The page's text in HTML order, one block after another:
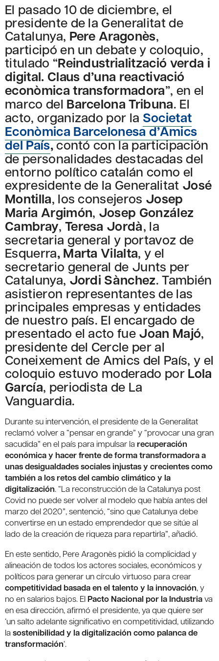
El pasado 10 de diciembre, el
presidente de la Generalitat de
Catalunya, Pere Aragonès,
participó en un debate y coloquio,
titulado “Reindustrialització verda i
digital. Claus d’una reactivació
econòmica transformadora”, en el
marco del Barcelona Tribuna. El
acto, organizado por la Societat
Econòmica Barcelonesa d’Amics
del País,contó con la participación
de personalidades destacadas del
entorno político catalán como el
expresidente de la Generalitat José
Montilla, los consejeros Josep
Maria Argimón, Josep González
Cambray, Teresa Jordà, la
secretaria general y portavoz de
Esquerra, Marta Vilalta, y el
secretario general de Junts per
Catalunya, Jordi Sànchez. También
asistieron representantes de las
principales empresas y entidades
de nuestro país. El encargado de
presentado el acto fue Joan Majó,
presidente del Cercle per al
Coneixement de Amics del País, y el
coloquio estuvo moderado por Lola
García, periodista de La
Vanguardia.
Durante su intervención, el presidente de la Generalitat
reclamó volver a “pensar en grande” y “provocar una gran
sacudida” en el país para impulsar la recuperación
económicay hacer frente de forma transformadora a
unas desigualdades sociales injustas y crecientes como
también a los retos del cambio climático y la
digitalización. “La reconstrucción de la Catalunya post
Covid no puede ser volver al modelo que había antes del
marzo del 2020”, sentenció, “sino que Catalunya debe
convertirse en un estado emprendedor que se sitúe al
lado de la creación de riqueza para repartirla”, añadió.
En este sentido, Pere Aragonès pidió la complicidad y
alineación de todos los actores sociales, económicos y
políticos para generar un círculo virtuoso para crear
competitividad basada en el talento y la innovación, y
no en salarios bajos. El Pacto Nacional por la Industriava
en esa dirección, afirmó el presidente, ya que quiere ser
‘un salto adelante significativo en competitividad, utilizando
la sostenibilidad y la digitalización como palanca de
transformación‘.